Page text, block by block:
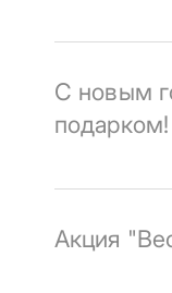
С новым
подарком!
Акция